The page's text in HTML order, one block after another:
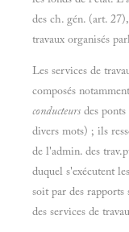
des ch. gén. (art.
travaux organisés
Les services de
composés
conducteurs des ponts
divers mots) ; ils
de l'admin. des
duquel s'exécutent
soit par des
des services de